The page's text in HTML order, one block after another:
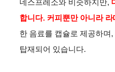
네스프레소와 비슷하지만,
합니다. 커피뿐만 아니라
한 음료를 캡슐로 제공하며
탑재되어 있습니다.